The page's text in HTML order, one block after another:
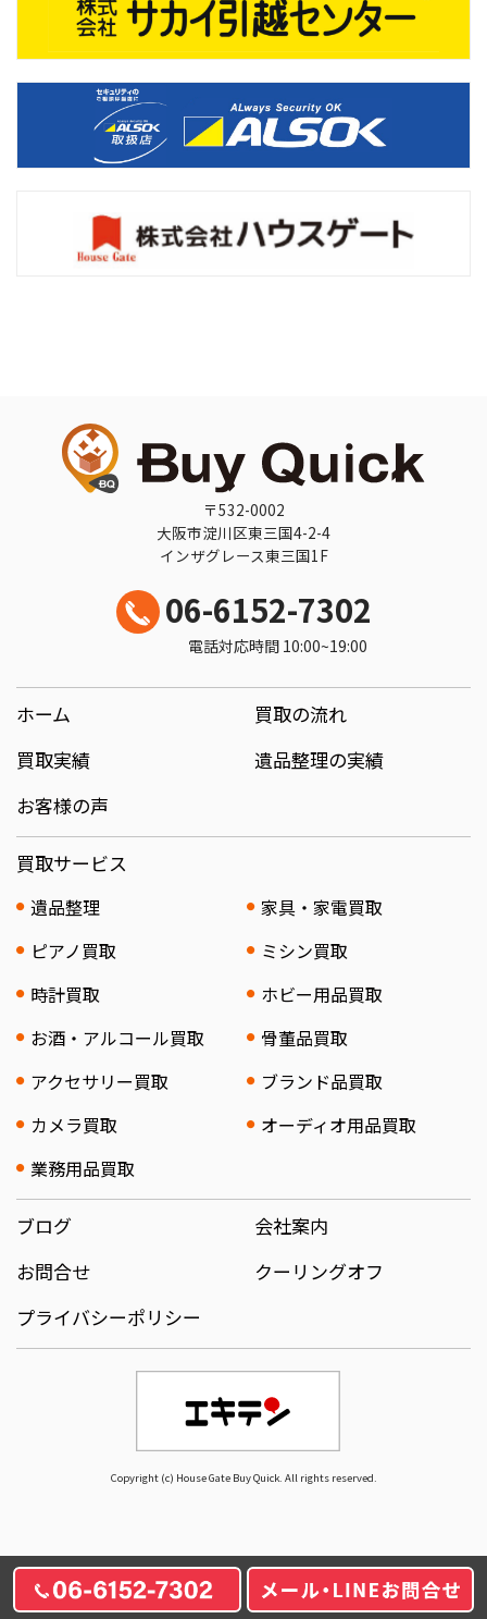
〒532-0002
大阪市淀川区東三国4-2-4
インザグレース東三国1F
06-6152-7302
電話対応時間 10:00~19:00
ホーム
買取の流れ
買取実績
遺品整理の実績
お客様の声
買取サービス
遺品整理
家具・家電買取
ピアノ買取
ミシン買取
時計買取
ホビー用品買取
お酒・アルコール買取
骨董品買取
アクセサリー買取
ブランド品買取
カメラ買取
オーディオ用品買取
業務用品買取
ブログ
会社案内
お問合せ
クーリングオフ
プライバシーポリシー
Copyright (c) House Gate Buy Quick. All rights reserved.